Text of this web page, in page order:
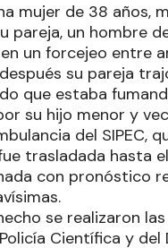
mujer de 38 años,
pareja, un hombre
un forcejeo entre
su pareja
que estaba
su hijo menor y
del SIPEC,
trasladada hasta
con pronóstico
se realizaron
Científica y